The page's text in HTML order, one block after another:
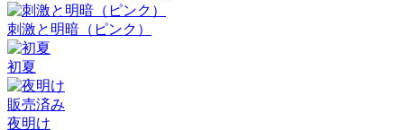
刺激と明暗（ピンク）
初夏
販売済み
夜明け